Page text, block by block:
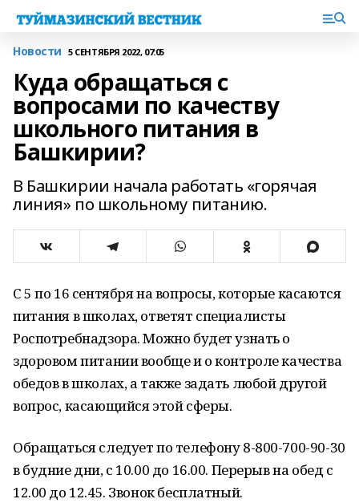
Новости 5 СЕНТЯБРЯ 2022, 07:05
Куда обращаться с
вопросами по качеству
школьного питания в
Башкирии?
В Башкирии начала работать «горячая
линия» по школьному питанию.
С 5 по 16 сентября на вопросы, которые касаются
питания в школах, ответят специалисты
Роспотребнадзора. Можно будет узнать о
здоровом питании вообще и о контроле качества
обедов в школах, а также задать любой другой
вопрос, касающийся этой сферы.
Обращаться следует по телефону 8-800-700-90-30
в будние дни, с 10.00 до 16.00. Перерыв на обед с
12.00 до 12.45. Звонок бесплатный.